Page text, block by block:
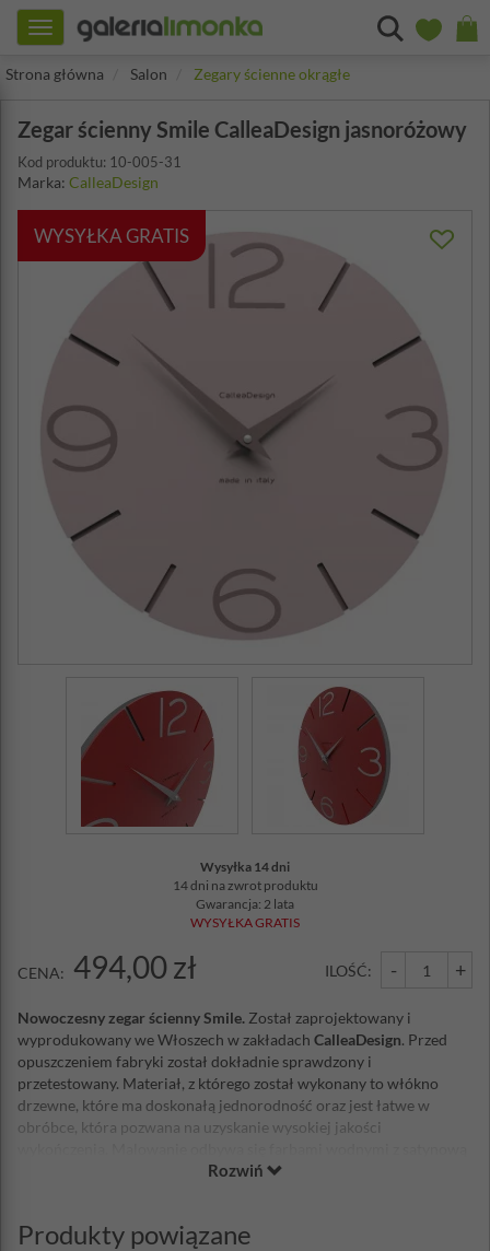
Toggle
navigation
Strona główna
Salon Zegary ścienne okrągłe
Zegar ścienny Smile CalleaDesign jasnoróżowy
Kod produktu: 10-005-31
Marka: CalleaDesign
WYSYŁKA GRATIS
Wysyłka 14 dni
14 dni na zwrot produktu
Gwarancja: 2 lata
WYSYŁKA GRATIS
CENA: 494,00 zł ILOŚĆ: - +
Nowoczesny zegar ścienny Smile. Został zaprojektowany i
wyprodukowany we Włoszech w zakładach CalleaDesign. Przed
opuszczeniem fabryki został dokładnie sprawdzony i
przetestowany. Materiał, z którego został wykonany to włókno
drzewne, które ma doskonałą jednorodność oraz jest łatwe w
obróbce, która pozwana na uzyskanie wysokiej jakości
powierzchnią. Mechanizm zegara wyprodukowany został w
Duracell AA oraz zestaw montażowy.
Rozwiń
Produkty powiązane